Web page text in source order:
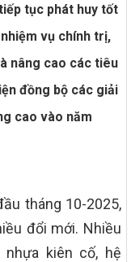
tục phát huy tốt
vụ chính trị,
nâng cao các tiêu
đồng bộ các giải
cao vào năm
tháng 10-2025,
đổi mới. Nhiều
kiên cố, hệ